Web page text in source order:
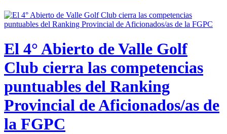
El 4° Abierto de Valle Golf
Club cierra las competencias
puntuables del Ranking
Provincial de Aficionados/as de
la FGPC